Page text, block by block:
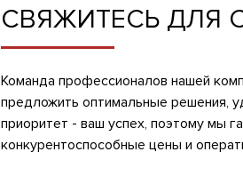
СВЯЖИТЕСЬ ДЛЯ
Команда профессионалов нашей
предложить оптимальные решения,
приоритет - ваш успех, поэтому мы
конкурентоспособные цены и